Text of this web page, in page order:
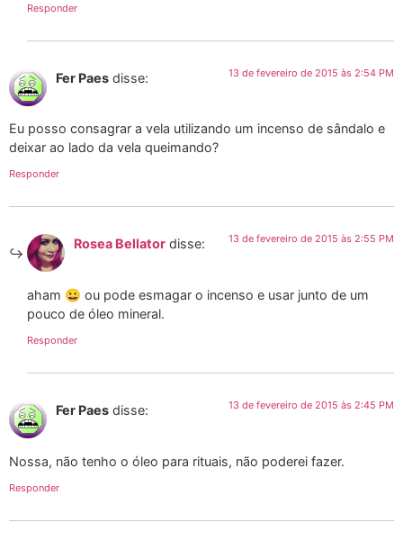
Responder
Fer Paes disse: 13 de fevereiro de 2015 às 2:54 PM
Eu posso consagrar a vela utilizando um incenso de sândalo e
deixar ao lado da vela queimando?
Responder
Rosea Bellator disse: 13 de fevereiro de 2015 às 2:55 PM
aham 😀 ou pode esmagar o incenso e usar junto de um
pouco de óleo mineral.
Responder
Fer Paes disse: 13 de fevereiro de 2015 às 2:45 PM
Nossa, não tenho o óleo para rituais, não poderei fazer.
Responder